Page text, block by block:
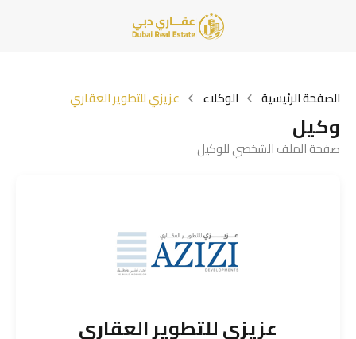
الصفحة الرئيسية الوكلاء عزيزي للتطوير العقاري
وكيل
صفحة الملف الشخصي للوكيل
عزيزي للتطوير العقاري